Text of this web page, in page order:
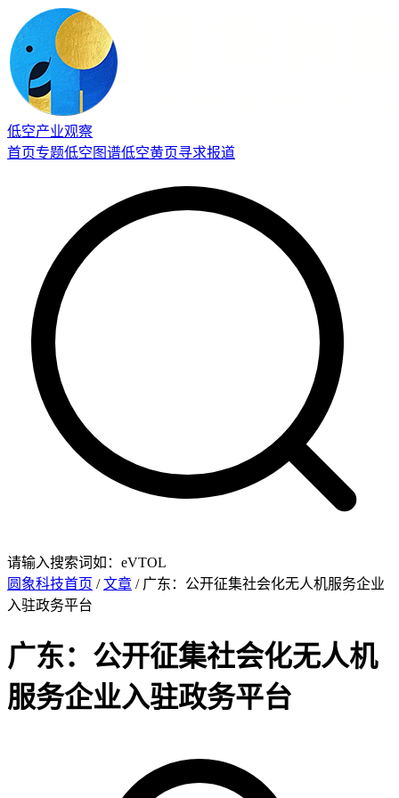
低空产业观察
首页专题低空图谱低空黄页寻求报道
请输入搜索词如：eVTOL
圆象科技首页 /文章 / 广东：公开征集社会化无人机服务企业
入驻政务平台
广东：公开征集社会化无人机
服务企业入驻政务平台